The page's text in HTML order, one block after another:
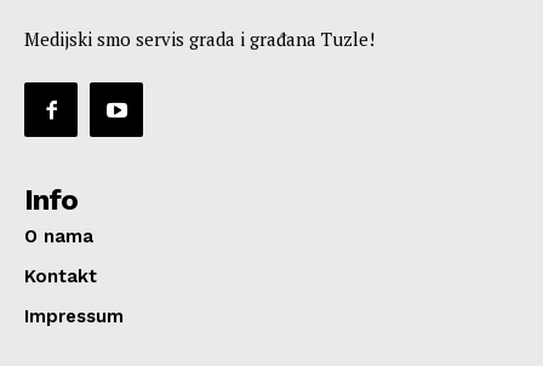
Medijski smo servis grada i građana Tuzle!
Info
O nama
Kontakt
Impressum